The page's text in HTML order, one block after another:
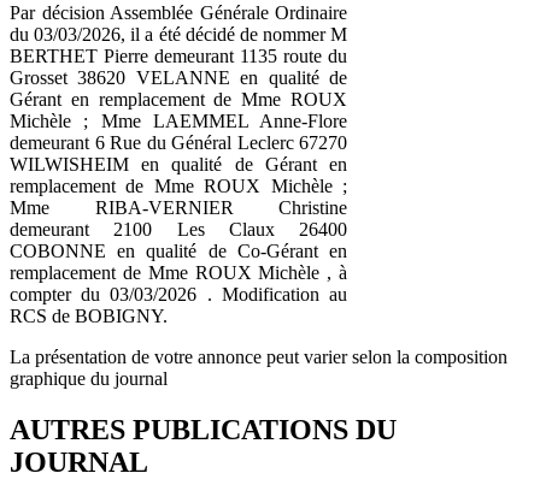
Par décision Assemblée Générale Ordinaire
du 03/03/2026, il a été décidé de nommer M
BERTHET Pierre demeurant 1135 route du
Grosset 38620 VELANNE en qualité de
Gérant en remplacement de Mme ROUX
Michèle ; Mme LAEMMEL Anne-Flore
demeurant 6 Rue du Général Leclerc 67270
WILWISHEIM en qualité de Gérant en
remplacement de Mme ROUX Michèle ;
Mme RIBA-VERNIER Christine
demeurant 2100 Les Claux 26400
COBONNE en qualité de Co-Gérant en
remplacement de Mme ROUX Michèle , à
compter du 03/03/2026 . Modification au
RCS de BOBIGNY.
La présentation de votre annonce peut varier selon la composition
graphique du journal
AUTRES PUBLICATIONS DU
JOURNAL